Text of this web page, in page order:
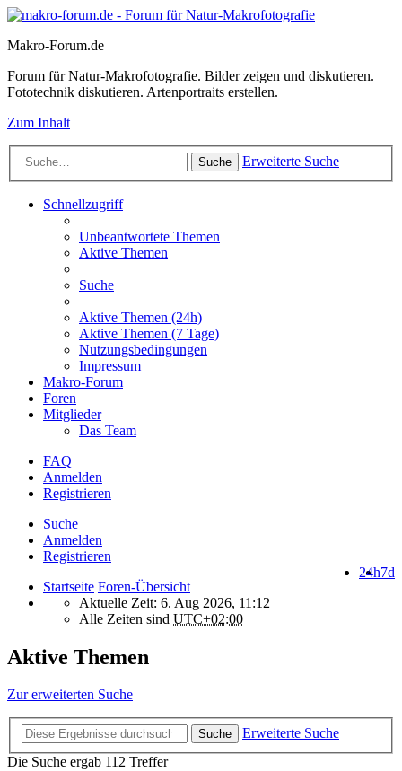
Makro-Forum.de
Forum für Natur-Makrofotografie. Bilder zeigen und diskutieren.
Fototechnik diskutieren. Artenportraits erstellen.
Zum Inhalt
Suche Erweiterte Suche
Schnellzugriff
Unbeantwortete Themen
Aktive Themen
Suche
Aktive Themen (24h)
Aktive Themen (7 Tage)
Nutzungsbedingungen
Impressum
Makro-Forum
Foren
Mitglieder
Das Team
FAQ
Anmelden
Registrieren
Suche
Anmelden
Registrieren
7d
24h
Startseite Foren-Übersicht
Aktuelle Zeit: 6. Aug 2026, 11:12
Alle Zeiten sind UTC+02:00
Aktive Themen
Zur erweiterten Suche
Suche
Erweiterte Suche
Die Suche ergab 112 Treffer